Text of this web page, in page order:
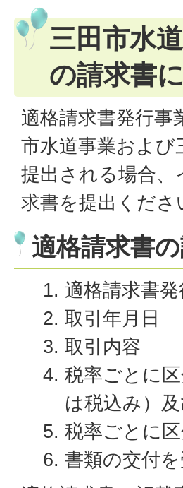
三田市水
の請求書
適格請求書発行事
市水道事業および
提出される場合
求書を提出くだ
適格請求書
適格請求書
取引年月日
取引内容
税率ごとに
は税込み）
税率ごとに
書類の交付